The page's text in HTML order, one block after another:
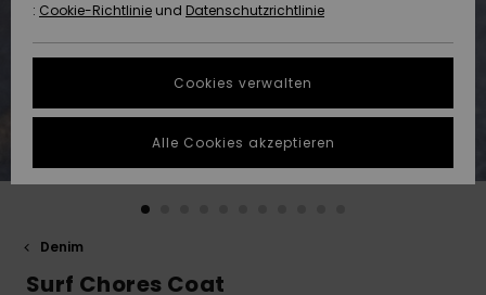
Highlights
Highlights
Starten Sie eine
Unterhaltung,
schnellste
Antwort auf Ihre
Frage zu
NACHHALTIGKEIT
WUNSCHLISTE
Denim
Surf Chores Coat
: Cookie-Richtlinie und Datenschutzrichtlinie
Cookies verwalten
Alle Cookies akzeptieren